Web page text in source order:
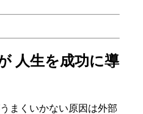
人生を成功に導
まくいかない原因は外部